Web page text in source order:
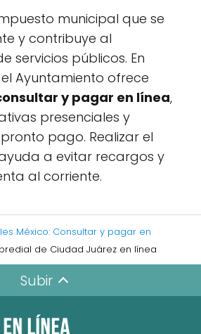
municipal que se
y contribuye al
servicios públicos. En
el Ayuntamiento ofrece
y pagar en línea,
presenciales y
pago. Realizar el
a evitar recargos y
al corriente.
México: Consultar y pagar en
de Ciudad Juárez en línea
Subir